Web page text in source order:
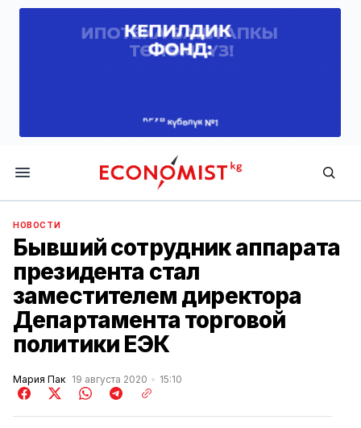
Economist.kg
НОВОСТИ
Бывший сотрудник аппарата
президента стал
заместителем директора
Департамента торговой
политики ЕЭК
Мария Пак 19 августа 2020 15:10